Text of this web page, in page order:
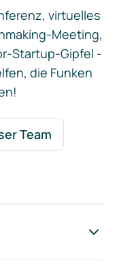
virtuelles
Meeting,
Startup-Gipfel -
die Funken
Team